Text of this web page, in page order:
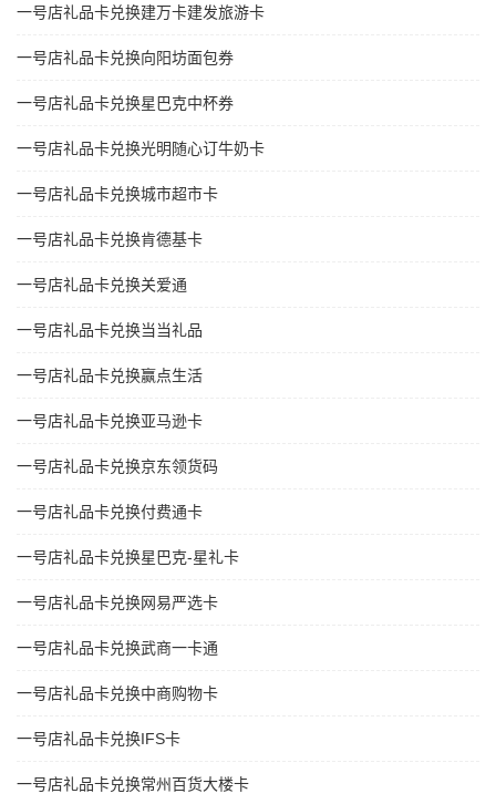
一号店礼品卡兑换建万卡建发旅游卡
一号店礼品卡兑换向阳坊面包券
一号店礼品卡兑换星巴克中杯券
一号店礼品卡兑换光明随心订牛奶卡
一号店礼品卡兑换城市超市卡
一号店礼品卡兑换肯德基卡
一号店礼品卡兑换关爱通
一号店礼品卡兑换当当礼品
一号店礼品卡兑换赢点生活
一号店礼品卡兑换亚马逊卡
一号店礼品卡兑换京东领货码
一号店礼品卡兑换付费通卡
一号店礼品卡兑换星巴克-星礼卡
一号店礼品卡兑换网易严选卡
一号店礼品卡兑换武商一卡通
一号店礼品卡兑换中商购物卡
一号店礼品卡兑换IFS卡
一号店礼品卡兑换常州百货大楼卡